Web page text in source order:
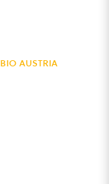
bio austria